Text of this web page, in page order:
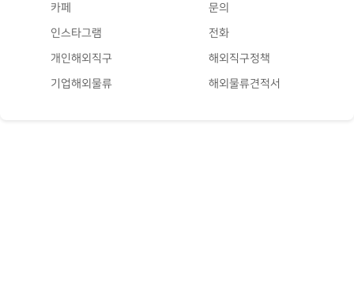
카페
인스타그램
개인해외직구
기업해외물류
문의
전화
해외직구정책
해외물류견적서